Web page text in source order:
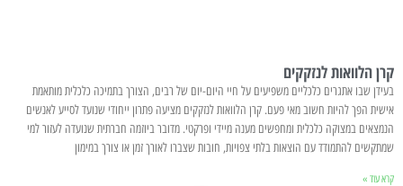
קרן הלוואות לנזקקים
בעידן שבו אתגרים כלכליים משפיעים על חיי היום-יום של רבים, הצורך בתמיכה כלכלית מותאמת
אישית הפך להיות חשוב מאי פעם. קרן הלוואות לנזקקים מציעה פתרון ייחודי שנועד לסייע לאנשים
הנמצאים במצוקה כלכלית ומחפשים מענה מיידי ופרקטי. מדובר ביוזמה חברתית שנועדה לעזור למי
שמתקשים להתמודד עם הוצאות בלתי צפויות, חובות שצברו לאורך זמן או צורך במימון
קרא עוד »